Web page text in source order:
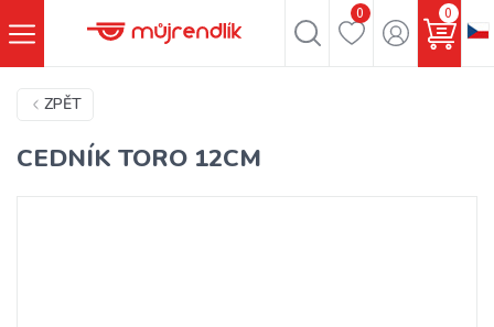
0 0
ZPĚT
CEDNÍK TORO 12CM